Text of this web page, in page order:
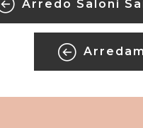
Arredo Saloni